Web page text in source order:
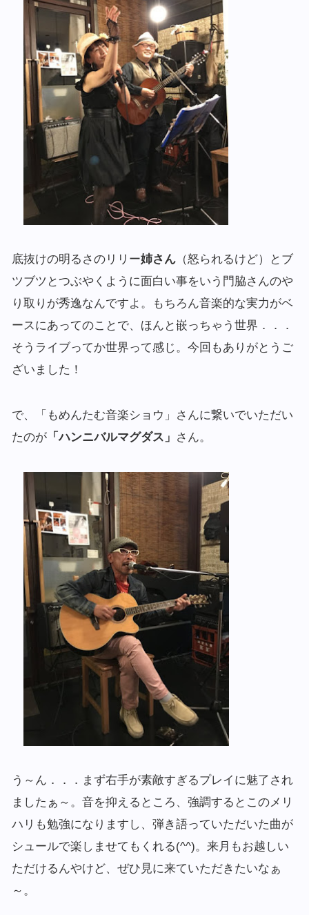
底抜けの明るさのリリー姉さん （怒られるけど）とブ
ツブツとつぶやくように面白い事をいう門脇さんのや
り取りが秀逸なんですよ。もちろん音楽的な実力がベ
ースにあってのことで、ほんと嵌っちゃう世界．．．
そうライブってか世界って感じ。今回もありがとうご
ざいました！
で、「もめんたむ音楽ショウ」さんに繋いでいただい
たのが 「ハンニバルマグダス」 さん。
う～ん．．．まず右手が素敵すぎるプレイに魅了され
ましたぁ～。音を抑えるところ、強調するとこのメリ
ハリも勉強になりますし、弾き語っていただいた曲が
シュールで楽しませてもくれる(^^)。来月もお越しい
ただけるんやけど、ぜひ見に来ていただきたいなぁ
～。